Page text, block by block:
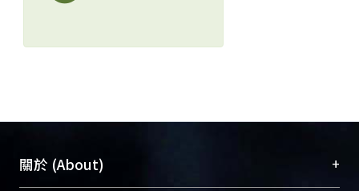
關於 (About) +